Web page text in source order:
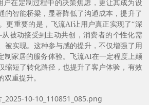
在定制过程中的决策焦虑，更让其成为设
的智能桥梁，显著降低了沟通成本，提升了
更重要的是，飞流AI让用户真正实现了“深
被动接受到主动共创，消费者的个性化需
被实现。这种参与感的提升，不仅增强了用
制家居的服务体验。飞流AI在一定程度上颠
缩短了转化路径，也提升了客户体验，有效
重提升。